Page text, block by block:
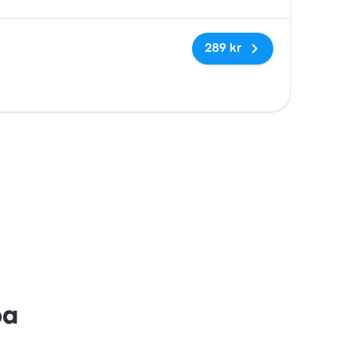
Inga taggar
289 kr